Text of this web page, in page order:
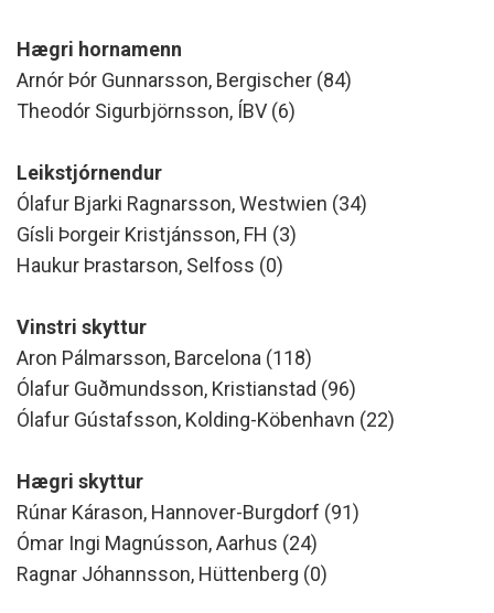
Hægri hornamenn
Arnór Þór Gunnarsson, Bergischer (84)
Theodór Sigurbjörnsson, ÍBV (6)
Leikstjórnendur
Ólafur Bjarki Ragnarsson, Westwien (34)
Gísli Þorgeir Kristjánsson, FH (3)
Haukur Þrastarson, Selfoss (0)
Vinstri skyttur
Aron Pálmarsson, Barcelona (118)
Ólafur Guðmundsson, Kristianstad (96)
Ólafur Gústafsson, Kolding-Köbenhavn (22)
Hægri skyttur
Rúnar Kárason, Hannover-Burgdorf (91)
Ómar Ingi Magnússon, Aarhus (24)
Ragnar Jóhannsson, Hüttenberg (0)